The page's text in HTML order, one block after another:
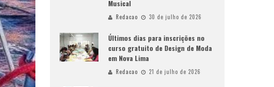
Musical
Redacao 30 de julho de 2026
Últimos dias para inscrições no
curso gratuito de Design de Moda
em Nova Lima
Redacao 21 de julho de 2026